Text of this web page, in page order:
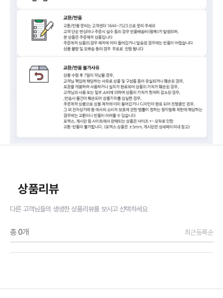
상품리뷰
다른 고객님들의 생생한 상품리뷰를 보시고 선택하세요
총 0개 최근등록순